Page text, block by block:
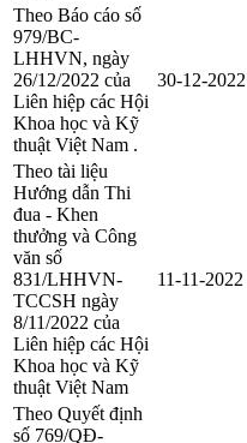
Theo Báo cáo số
979/BC-
LHHVN, ngày
26/12/2022 của
Liên hiệp các Hội
Khoa học và Kỹ
thuật Việt Nam .
30-12-2022
Theo tài liệu
Hướng dẫn Thi
đua - Khen
thưởng và Công
văn số
831/LHHVN-
TCCSH ngày
8/11/2022 của
Liên hiệp các Hội
Khoa học và Kỹ
thuật Việt Nam
11-11-2022
Theo Quyết định
số 769/QĐ-